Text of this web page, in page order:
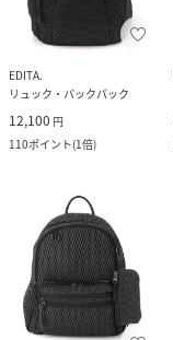
EDITA.
リュック・バックパック
12,100 円
110ポイント(1倍)